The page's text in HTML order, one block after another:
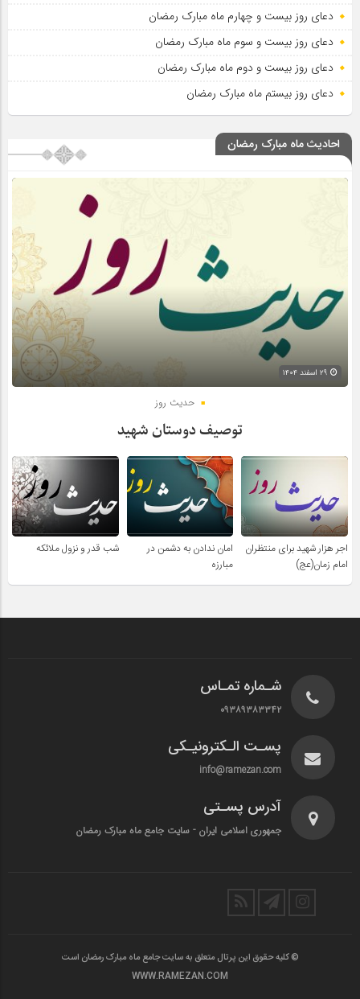
دعای روز بیست و چهارم ماه مبارک رمضان
دعای روز بیست و سوم ماه مبارک رمضان
دعای روز بیست و دوم ماه مبارک رمضان
دعای روز بیستم ماه مبارک رمضان
احادیث ماه مبارک رمضان
حدیث روز
توصیف دوستان شهید
اجر هزار شهید برای منتظران
امام زمان(عج)
امان ندادن به دشمن در
مبارزه
شب قدر و نزول ملائکه
شـماره تمـاس
۰۹۳۸۹۳۸۳۳۴۲
پسـت الـکترونیـکی
info@ramezan.com
آدرس پسـتی
جمهوری اسلامی ایران - سایت جامع ماه مبارک رمضان
© کلیه حقوق این پرتال متعلق به سایت جامع ماه مبارک رمضان است
WWW.RAMEZAN.COM